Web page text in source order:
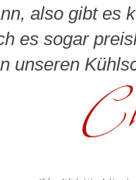
also gibt es
es sogar
unseren